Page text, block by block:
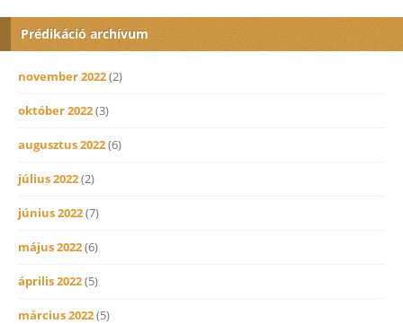
Prédikáció archívum
november 2022(2)
október 2022(3)
augusztus 2022(6)
július 2022(2)
június 2022(7)
május 2022(6)
április 2022(5)
március 2022(5)